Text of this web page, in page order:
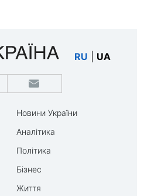
RU UA
Новини України
Аналітика
Політика
Бізнес
Життя